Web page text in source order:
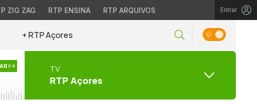
ZIG ZAG RTP ENSINA RTP ARQUIVOS Entrar
+ RTP Açores
TV
RTP Açores